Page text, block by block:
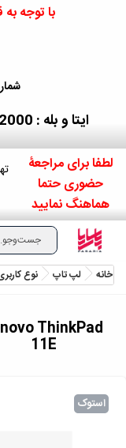
با توجه
شماره
ایتا و بله : 09207002000
لطفا برای مراجعۀ
حضوری حتما
هماهنگ نمایید
خانه لپ تاپ نوع
ThinkPad
11E
استوک